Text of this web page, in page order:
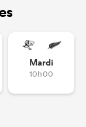
Mardi
10h00